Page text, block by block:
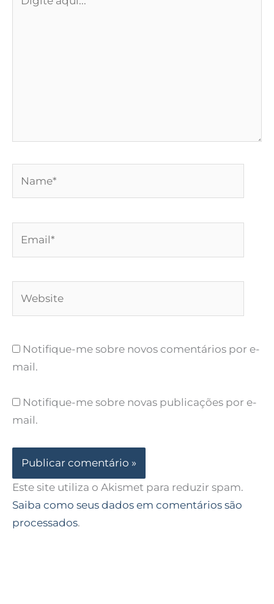
aqui...
Notifique-me sobre novos comentários por e-
mail.
Notifique-me sobre novas publicações por e-
mail.
Este site utiliza o Akismet para reduzir spam.
Saiba como seus dados em comentários são
processados.